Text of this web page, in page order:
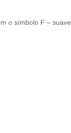
o símbolo F – suave